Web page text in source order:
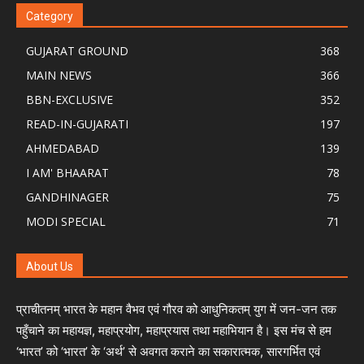
Category
GUJARAT GROUND
368
MAIN NEWS
366
BBN-EXCLUSIVE
352
READ-IN-GUJARATI
197
AHMEDABAD
139
I AM' BHAARAT
78
GANDHINAGER
75
MODI SPECIAL
71
About Us
प्राचीतनम् भारत के महान वैभव एवं गौरव को आधुनिकतम् युग में जन-जन तक
पहुँचाने का महायज्ञ, महाप्रयोग, महाप्रयास तथा महाभियान है। इस मंच से हम
‘भारत’ को ‘भारत’ के ‘अर्थ’ से अवगत कराने का सकारात्मक, सारगर्भित एवं